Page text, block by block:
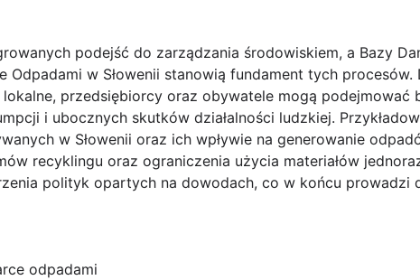
podejść do zarządzania środowiskiem, a Bazy
w Słowenii stanowią fundament tych procesów.
przedsiębiorcy oraz obywatele mogą podejmować
i ubocznych skutków działalności ludzkiej.
w Słowenii oraz ich wpływie na generowanie
recyklingu oraz ograniczenia użycia materiałów
polityk opartych na dowodach, co w końcu prowadzi
odpadami